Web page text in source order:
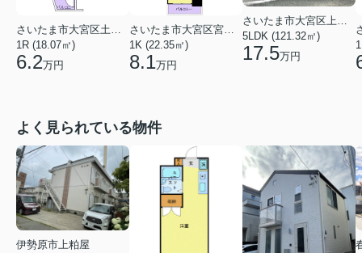
さいたま市大宮区土手町１丁目
1R (18.07㎡)
6.2万円
さいたま市大宮区宮町５丁目
1K (22.35㎡)
8.1万円
5LDK (121.32㎡)
17.5万円
よく見られている物件
伊勢原市上粕屋